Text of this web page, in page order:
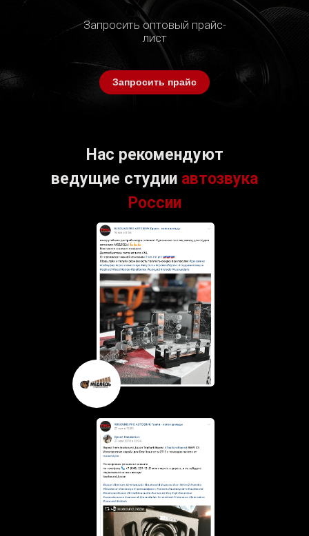
Запросить оптовый прайс-
лист
Запросить прайс
Нас рекомендуют
ведущие студии автозвука
России